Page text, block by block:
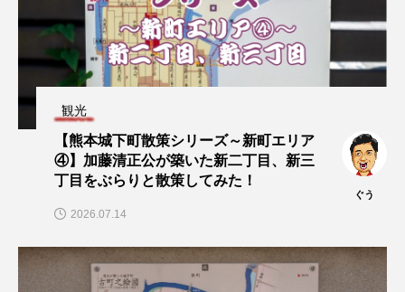
観光
【熊本城下町散策シリーズ～新町エリア
④】加藤清正公が築いた新二丁目、新三
丁目をぶらりと散策してみた！
ぐう
2026.07.14